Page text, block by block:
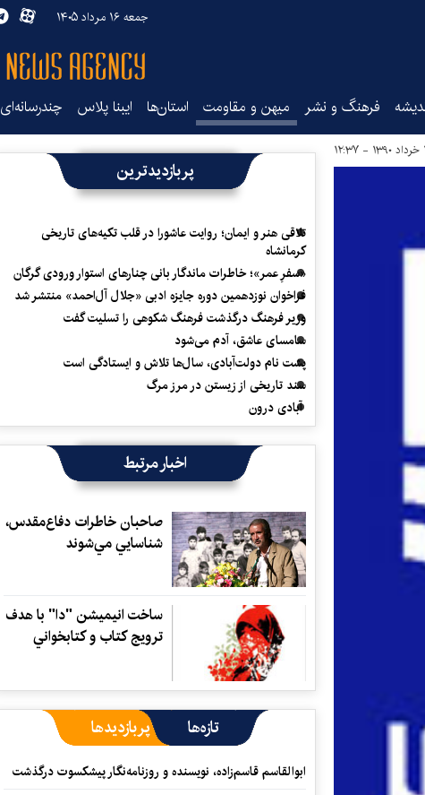
جمعه ۱۶ مرداد ۱۴۰۵
فرهنگ و نشر میهن و مقاومت استان‌ها ایبنا پلاس چندرسانه‌ای
پربازدیدترین
تلاقی هنر و ایمان؛ روایت عاشورا در قلب تکیه‌های تاریخی
کرمانشاه
«سفرِ عمر»؛ خاطرات ماندگار بانی چنارهای استوار ورودی گرگان
فراخوان نوزدهمین دوره جایزه ادبی «جلال آل‌احمد» منتشر شد
وزیر فرهنگ درگذشت فرهنگ شکوهی را تسلیت گفت
سامسای عاشق، آدم می‌شود
پشت نام دولت‌آبادی، سال‌ها تلاش و ایستادگی است
سند تاریخی از زیستن در مرز مرگ
آبادی درون
اخبار مرتبط
صاحبان خاطرات دفاع‌مقدس،
شناسايي مي‌شوند
ساخت انيميشن "دا" با هدف
ترويج كتاب و كتابخواني
تازه‌ها پربازدیدها
ابوالقاسم قاسم‌زاده، نویسنده و روزنامه‌نگار پیشکسوت درگذشت